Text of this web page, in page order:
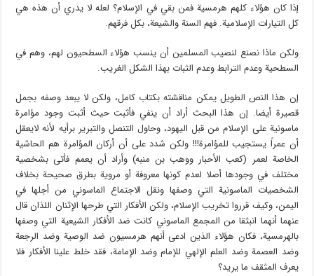
إذا كان هؤلاء كلهم هرمسية فمن بقي في الإسلام؟ لعله لا يدري أن هذه هي
كل التيارات الإسلامية. فهم السنة والشيعة، بكل فرقهم.
ولكن ماذا نصنع لنصيب المسلمين أن ينسب هؤلاء السطحيون لهم، وهم في
السطحية وعدم الترابط وعدم الثبات بهذا الشكل الغريب.
إن هذا النص الطويل يمكن مناقشته بكتاب كامل، ولكن لا يبعد وصفه بجمل
قصيرة أيضا. إن هذا البحث أراد أن ينفي فأثبت حيث أثبت وجود مؤامرة
ماسونية على الإسلام من قبل اليهود، وحاول التنصل والتبرير برأيه لأنه لايعقل
أن عمراً يستجيب للمؤامرة!!! ولكن شدد على أن أركان المؤامرة هم الحاشية
الخاصة لعمر (كعب الأحبار ووهب بن منبه) وأراد أن يعمم فأتى بشخصية
مختلف في وجودها أصلا لعدم كونها معروفة أو مروية بطرق صحيحة بخلاف
الشخصيات الماسونية التي وصفها ونقل الاجتماع الماسوني من أجلها في
اليمن، وكيف قرروا تخريب الإسلام، ولكن الأفكار التي طرحها الإثنان اللذان قال
عنهما أنهما انبثقا من المجمع الماسوني كانت ضد الأفكار الشيعية التي وصفها
بالهرمسية، فكان هؤلاء الذين ادعى أنهم هرمسيون ضد الوصية وضد الرجعة
وضد العصمة وضد العلم الإلهي للإمام وضد الإمامة، فقد خلط علينا الأفكار فلا
يعرف المثقف ما يريد؟